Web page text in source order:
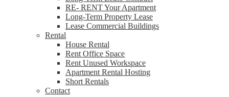
RE- RENT Your Apartment
Long-Term Property Lease
Lease Commercial Buildings
Rental
House Rental
Rent Office Space
Rent Unused Workspace
Apartment Rental Hosting
Short Rentals
Contact